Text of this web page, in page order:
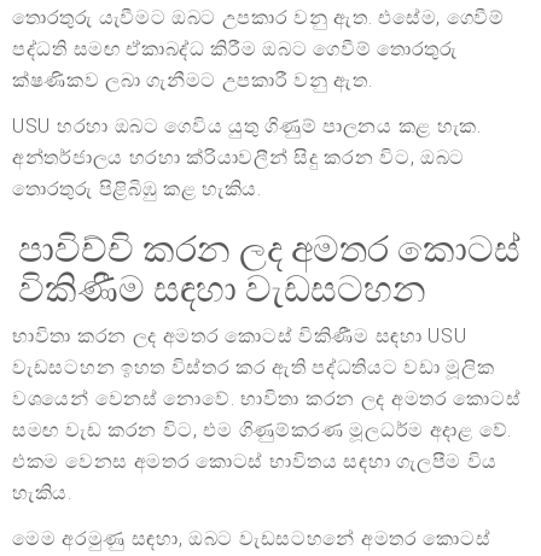
තොරතුරු යැවීමට ඔබට උපකාර වනු ඇත. එසේම, ගෙවීම්
පද්ධති සමඟ ඒකාබද්ධ කිරීම ඔබට ගෙවීම් තොරතුරු
ක්ෂණිකව ලබා ගැනීමට උපකාරී වනු ඇත.
USU හරහා ඔබට ගෙවිය යුතු ගිණුම් පාලනය කළ හැක.
අන්තර්ජාලය හරහා ක්රියාවලීන් සිදු කරන විට, ඔබට
තොරතුරු පිළිබිඹු කළ හැකිය.
පාවිච්චි කරන ලද අමතර කොටස්
විකිණීම සඳහා වැඩසටහන
භාවිතා කරන ලද අමතර කොටස් විකිණීම සඳහා USU
වැඩසටහන ඉහත විස්තර කර ඇති පද්ධතියට වඩා මූලික
වශයෙන් වෙනස් නොවේ. භාවිතා කරන ලද අමතර කොටස්
සමඟ වැඩ කරන විට, එම ගිණුම්කරණ මූලධර්ම අදාළ වේ.
එකම වෙනස අමතර කොටස් භාවිතය සඳහා ගැලපීම විය
හැකිය.
මෙම අරමුණු සඳහා, ඔබට වැඩසටහනේ අමතර කොටස්